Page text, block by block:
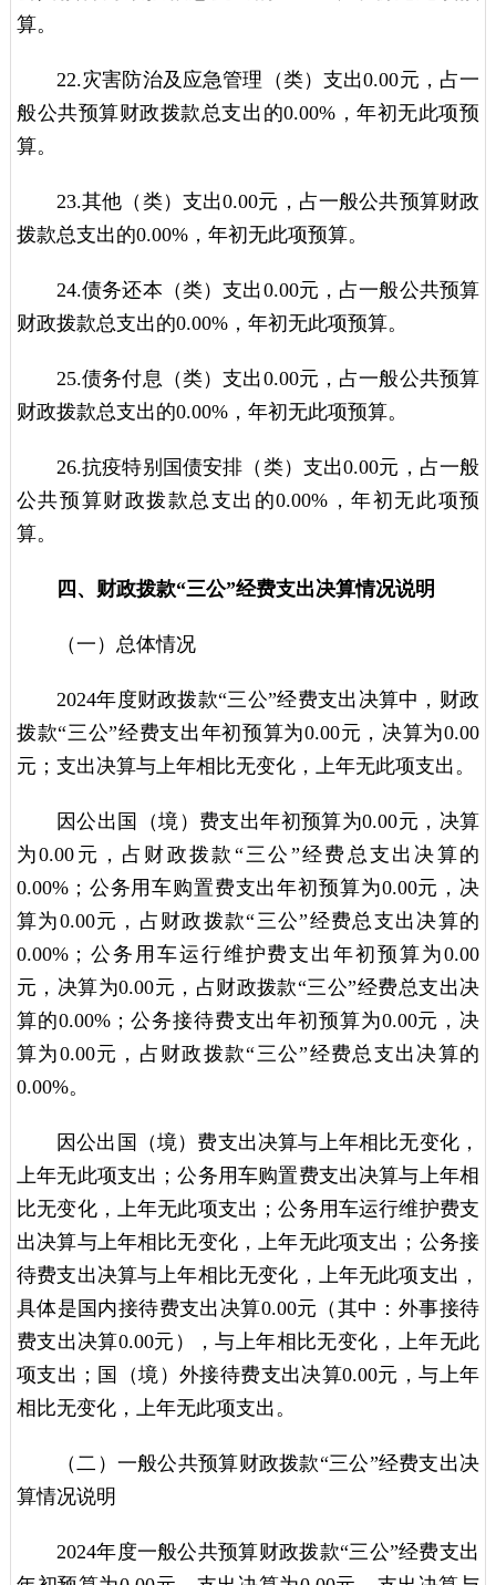
算。
22.灾害防治及应急管理（类）支出0.00元，占一
般公共预算财政拨款总支出的0.00%，年初无此项预
算。
23.其他（类）支出0.00元，占一般公共预算财政
拨款总支出的0.00%，年初无此项预算。
24.债务还本（类）支出0.00元，占一般公共预算
财政拨款总支出的0.00%，年初无此项预算。
25.债务付息（类）支出0.00元，占一般公共预算
财政拨款总支出的0.00%，年初无此项预算。
26.抗疫特别国债安排（类）支出0.00元，占一般
公共预算财政拨款总支出的0.00%，年初无此项预
算。
四、财政拨款“三公”经费支出决算情况说明
（一）总体情况
2024年度财政拨款“三公”经费支出决算中，财政
拨款“三公”经费支出年初预算为0.00元，决算为0.00
元；支出决算与上年相比无变化，上年无此项支出。
因公出国（境）费支出年初预算为0.00元，决算
为0.00元，占财政拨款“三公”经费总支出决算的
0.00%；公务用车购置费支出年初预算为0.00元，决
算为0.00元，占财政拨款“三公”经费总支出决算的
0.00%；公务用车运行维护费支出年初预算为0.00
元，决算为0.00元，占财政拨款“三公”经费总支出决
算的0.00%；公务接待费支出年初预算为0.00元，决
算为0.00元，占财政拨款“三公”经费总支出决算的
0.00%。
因公出国（境）费支出决算与上年相比无变化，
上年无此项支出；公务用车购置费支出决算与上年相
比无变化，上年无此项支出；公务用车运行维护费支
出决算与上年相比无变化，上年无此项支出；公务接
待费支出决算与上年相比无变化，上年无此项支出，
具体是国内接待费支出决算0.00元（其中：外事接待
费支出决算0.00元），与上年相比无变化，上年无此
项支出；国（境）外接待费支出决算0.00元，与上年
相比无变化，上年无此项支出。
（二）一般公共预算财政拨款“三公”经费支出决
算情况说明
2024年度一般公共预算财政拨款“三公”经费支出